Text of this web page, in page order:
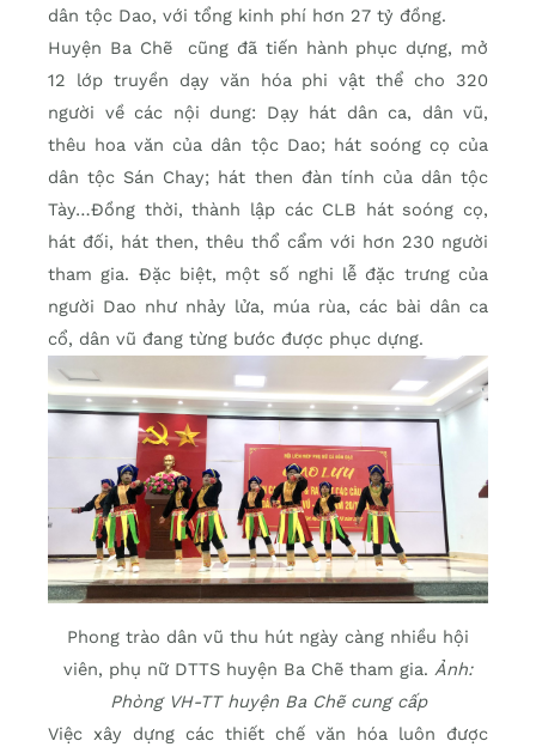
dân tộc Dao, với tổng kinh phí hơn 27 tỷ đồng.
Huyện Ba Chẽ cũng đã tiến hành phục dựng, mở
12 lớp truyền dạy văn hóa phi vật thể cho 320
người về các nội dung: Dạy hát dân ca, dân vũ,
thêu hoa văn của dân tộc Dao; hát soóng cọ của
dân tộc Sán Chay; hát then đàn tính của dân tộc
Tày…Đồng thời, thành lập các CLB hát soóng cọ,
hát đối, hát then, thêu thổ cẩm với hơn 230 người
tham gia. Đặc biệt, một số nghi lễ đặc trưng của
người Dao như nhảy lửa, múa rùa, các bài dân ca
cổ, dân vũ đang từng bước được phục dựng.
Phong trào dân vũ thu hút ngày càng nhiều hội
viên, phụ nữ DTTS huyện Ba Chẽ tham gia. Ảnh:
Phòng VH-TT huyện Ba Chẽ cung cấp
Việc xây dựng các thiết chế văn hóa luôn được